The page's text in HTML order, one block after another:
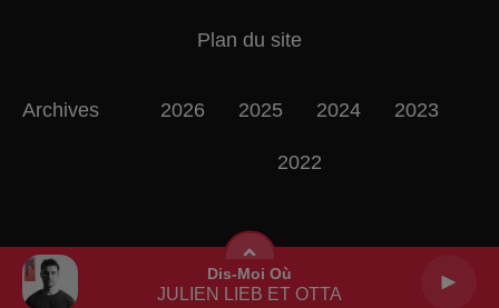
Dis-Moi Où
JULIEN LIEB ET OTTA
Plan du site
Archives 2026 2025 2024 2023
2022